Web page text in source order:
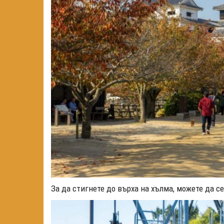
За да стигнете до върха на хълма, можете да